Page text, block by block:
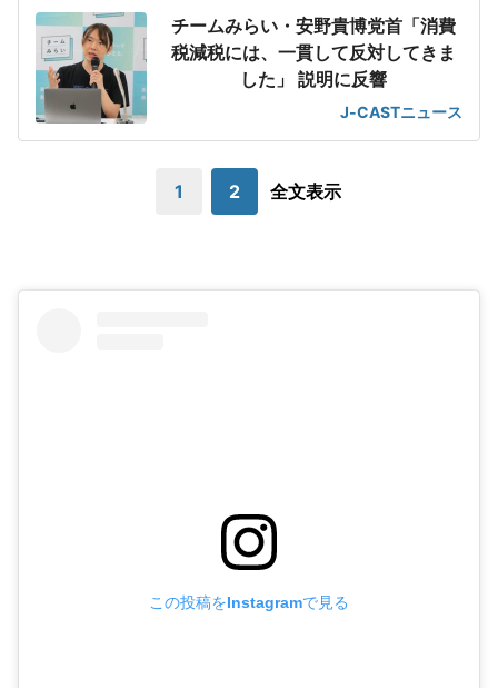
チームみらい・安野貴博党首「消費
税減税には、一貫して反対してきま
した」 説明に反響
J-CASTニュース
1 2 全文表示
この投稿をInstagramで見る